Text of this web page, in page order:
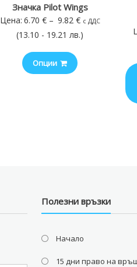
Значка Pilot Wings
Цена: 6.70 € – 9.82 €Price
range:
с ДДС
(13.10 - 19.21 лв.)
Опции
Полезни връзки
Начало
15 дни право на